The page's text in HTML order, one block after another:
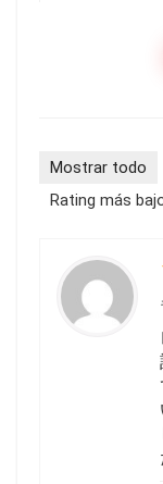
Mostrar todo
Rating más